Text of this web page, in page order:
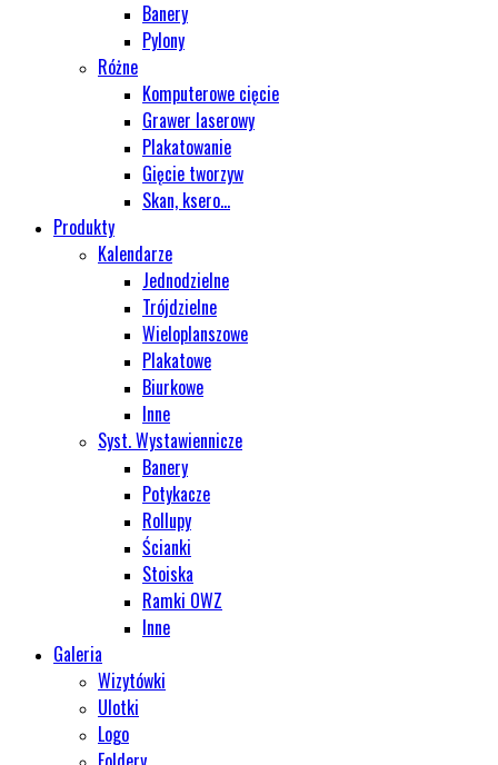
Banery
Pylony
Różne
Komputerowe cięcie
Grawer laserowy
Plakatowanie
Gięcie tworzyw
Skan, ksero...
Produkty
Kalendarze
Jednodzielne
Trójdzielne
Wieloplanszowe
Plakatowe
Biurkowe
Inne
Syst. Wystawiennicze
Banery
Potykacze
Rollupy
Ścianki
Stoiska
Ramki OWZ
Inne
Galeria
Wizytówki
Ulotki
Logo